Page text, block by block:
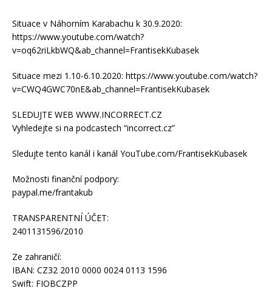
Situace v Náhorním Karabachu k 30.9.2020:
https://www.youtube.com/watch?
v=oq62riLkbWQ&ab_channel=FrantisekKubasek
Situace mezi 1.10-6.10.2020: https://www.youtube.com/watch?
v=CWQ4GWC70nE&ab_channel=FrantisekKubasek
SLEDUJTE WEB WWW.INCORRECT.CZ
Vyhledejte si na podcastech “incorrect.cz”
Sledujte tento kanál i kanál YouTube.com/FrantisekKubasek
Možnosti finanční podpory:
paypal.me/frantakub
TRANSPARENTNÍ ÚČET:
2401131596/2010
Ze zahraničí:
IBAN: CZ32 2010 0000 0024 0113 1596
Swift: FIOBCZPP